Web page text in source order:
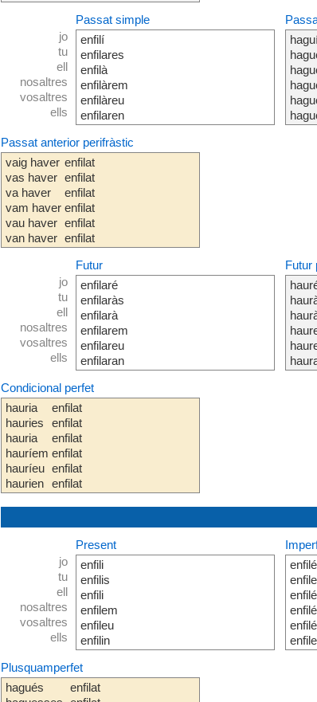
jo
tu
ell
nosaltres
vosaltres
ells
Passat simple
enfilí
enfilares
enfilà
enfilàrem
enfilàreu
enfilaren
Passat anterior perifràstic
vaig haver
vas haver
va haver
vam haver
vau haver
van haver
enfilat
enfilat
enfilat
enfilat
enfilat
enfilat
jo
tu
ell
nosaltres
vosaltres
ells
Futur
enfilaré
enfilaràs
enfilarà
enfilarem
enfilareu
enfilaran
Futur
Condicional perfet
hauria
hauries
hauria
hauríem
hauríeu
haurien
enfilat
enfilat
enfilat
enfilat
enfilat
enfilat
jo
tu
ell
nosaltres
vosaltres
ells
Present
enfili
enfilis
enfili
enfilem
enfileu
enfilin
Plusquamperfet
hagués
enfilat